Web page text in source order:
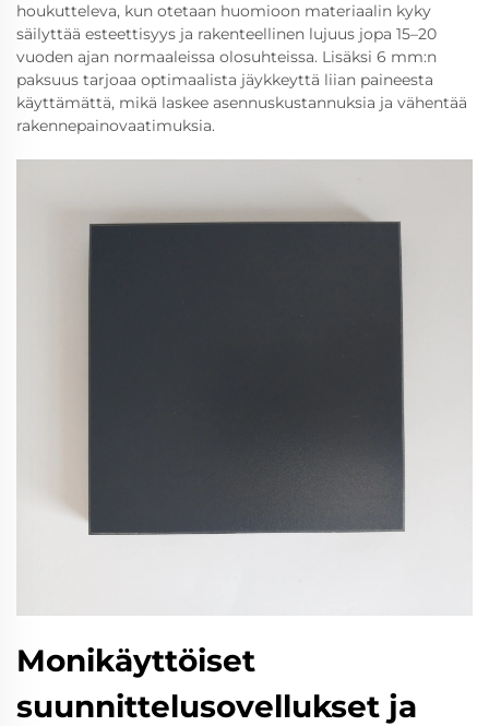
houkutteleva, kun otetaan huomioon materiaalin kyky
säilyttää esteettisyys ja rakenteellinen lujuus jopa 15–20
vuoden ajan normaaleissa olosuhteissa. Lisäksi 6 mm:n
paksuus tarjoaa optimaalista jäykkeyttä liian paineesta
käyttämättä, mikä laskee asennuskustannuksia ja vähentää
rakennepainovaatimuksia.
Monikäyttöiset
suunnittelusovellukset ja